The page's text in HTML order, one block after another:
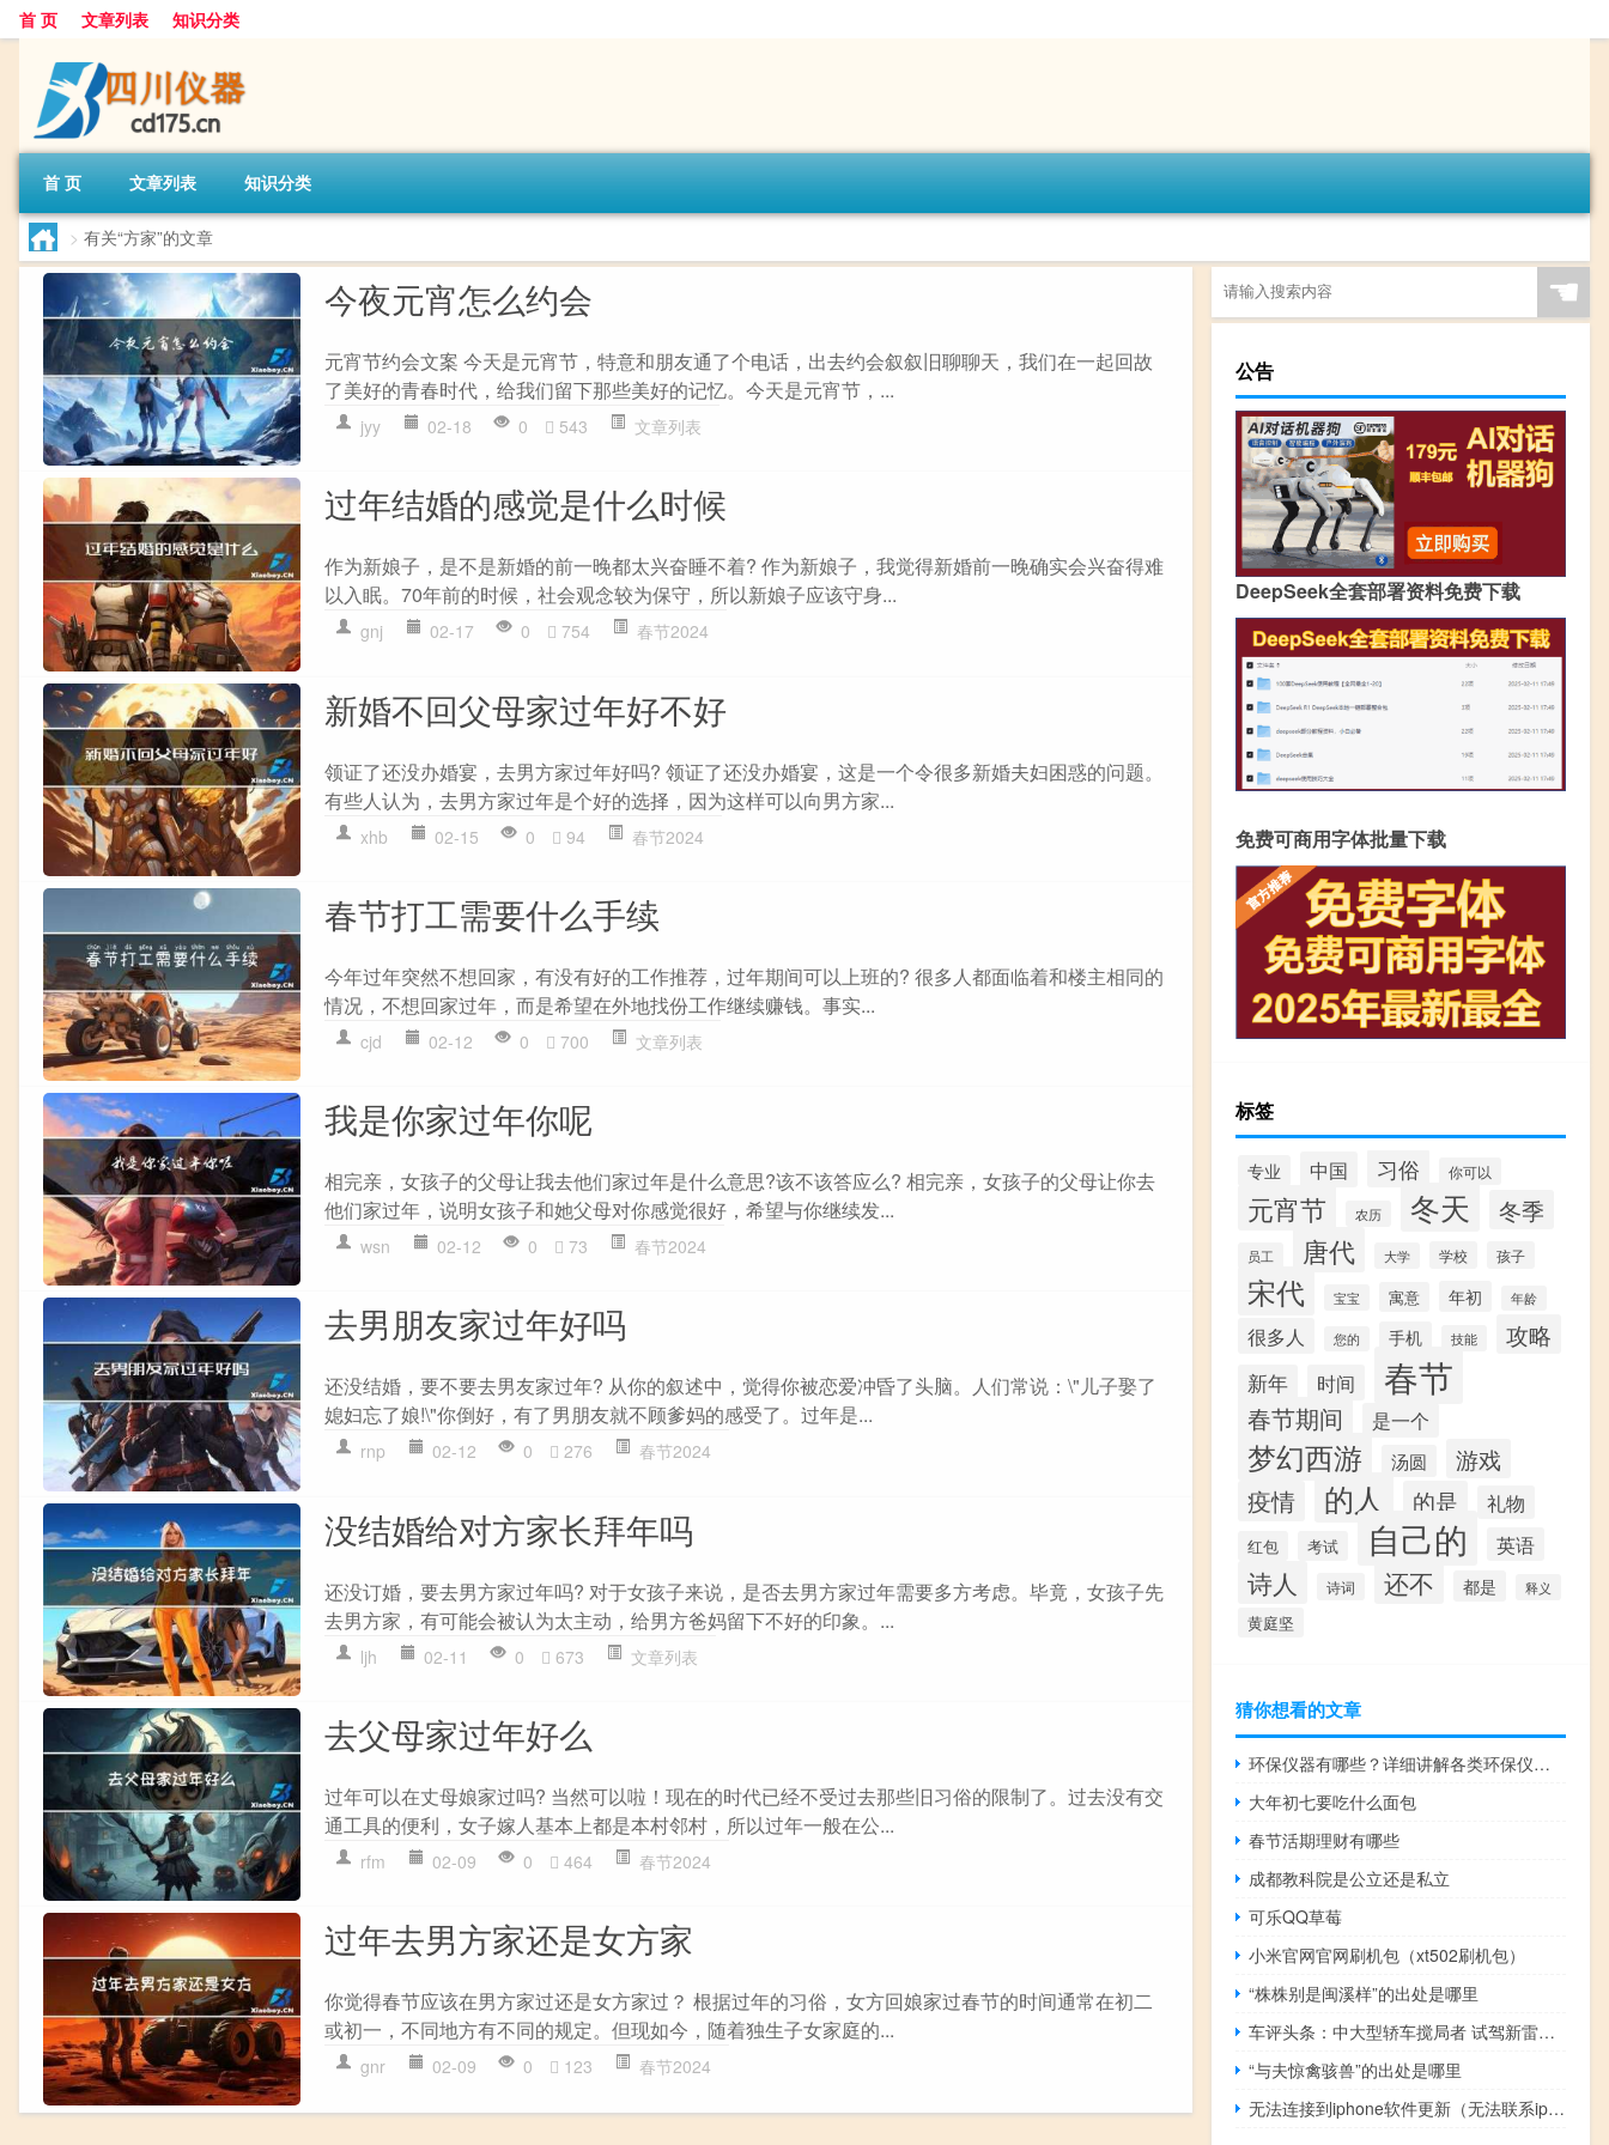
首 页 文章列表 知识分类
首 页 文章列表 知识分类
> 有关“方家”的文章
今夜元宵怎么约会
元宵节约会文案 今天是元宵节，特意和朋友通了个电话，出去约会叙叙旧聊聊天，我们在一起回故
了美好的青春时代，给我们留下那些美好的记忆。今天是元宵节，...
jyy 02-18 0 543 文章列表
过年结婚的感觉是什么时候
作为新娘子，是不是新婚的前一晚都太兴奋睡不着? 作为新娘子，我觉得新婚前一晚确实会兴奋得难
以入眠。70年前的时候，社会观念较为保守，所以新娘子应该守身...
gnj 02-17 0 754 春节2024
新婚不回父母家过年好不好
领证了还没办婚宴，去男方家过年好吗? 领证了还没办婚宴，这是一个令很多新婚夫妇困惑的问题。
有些人认为，去男方家过年是个好的选择，因为这样可以向男方家...
xhb 02-15 0 94 春节2024
春节打工需要什么手续
今年过年突然不想回家，有没有好的工作推荐，过年期间可以上班的? 很多人都面临着和楼主相同的
情况，不想回家过年，而是希望在外地找份工作继续赚钱。事实...
cjd 02-12 0 700 文章列表
我是你家过年你呢
相完亲，女孩子的父母让我去他们家过年是什么意思?该不该答应么? 相完亲，女孩子的父母让你去
他们家过年，说明女孩子和她父母对你感觉很好，希望与你继续发...
wsn 02-12 0 73 春节2024
去男朋友家过年好吗
还没结婚，要不要去男友家过年? 从你的叙述中，觉得你被恋爱冲昏了头脑。人们常说：\"儿子娶了
媳妇忘了娘!\"你倒好，有了男朋友就不顾爹妈的感受了。过年是...
rnp 02-12 0 276 春节2024
没结婚给对方家长拜年吗
还没订婚，要去男方家过年吗? 对于女孩子来说，是否去男方家过年需要多方考虑。毕竟，女孩子先
去男方家，有可能会被认为太主动，给男方爸妈留下不好的印象。...
ljh 02-11 0 673 文章列表
去父母家过年好么
过年可以在丈母娘家过吗? 当然可以啦！现在的时代已经不受过去那些旧习俗的限制了。过去没有交
通工具的便利，女子嫁人基本上都是本村邻村，所以过年一般在公...
rfm 02-09 0 464 春节2024
过年去男方家还是女方家
你觉得春节应该在男方家过还是女方家过？ 根据过年的习俗，女方回娘家过春节的时间通常在初二
或初一，不同地方有不同的规定。但现如今，随着独生子女家庭的...
gnr 02-09 0 123 春节2024
☚
公告
DeepSeek全套部署资料免费下载
免费可商用字体批量下载
标签
专业 中国 习俗 你可以
元宵节 农历 冬天 冬季
员工 唐代 大学 学校 孩子
宋代 宝宝 寓意 年初 年龄
很多人 您的 手机 技能 攻略
新年 时间 春节
春节期间 是一个
梦幻西游 汤圆 游戏
疫情 的人 的是 礼物
红包 考试 自己的 英语
诗人 诗词 还不 都是 释义
黄庭坚
猜你想看的文章
环保仪器有哪些？详细讲解各类环保仪器的使用方法
大年初七要吃什么面包
春节活期理财有哪些
成都教科院是公立还是私立
可乐QQ草莓
小米官网官网刷机包（xt502刷机包）
“株株别是闽溪样”的出处是哪里
车评头条：中大型轿车搅局者 试驾新雷克萨斯ES300h
“与夫惊禽骇兽”的出处是哪里
无法连接到iphone软件更新（无法联系iphone软件更新服务器）